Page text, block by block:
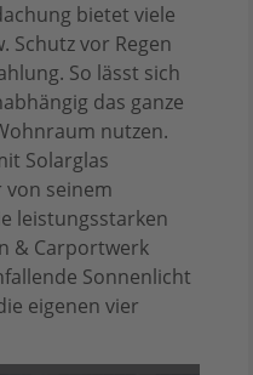
bietet viele
Schutz vor Regen
So lässt sich
das ganze
nutzen.
Solarglas
seinem
leistungsstarken
& Carportwerk
Sonnenlicht
eigenen vier